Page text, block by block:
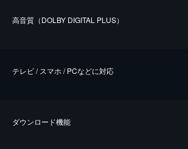
⾼⾳質（DOLBY DIGITAL PLUS）
テレビ / スマホ / PCなどに対応
ダウンロード機能